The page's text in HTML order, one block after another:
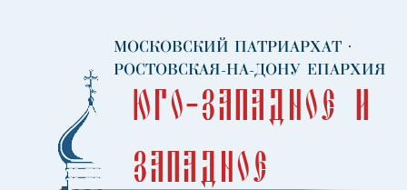
МОСКОВСКИЙ ПАТРИАРХАТ ·
РОСТОВСКАЯ-НА-ДОНУ ЕПАРХИЯ
Юго-Западное и
Западное